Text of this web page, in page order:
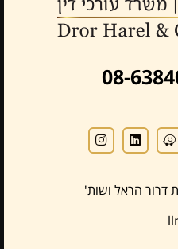
דרור הראל ושות'